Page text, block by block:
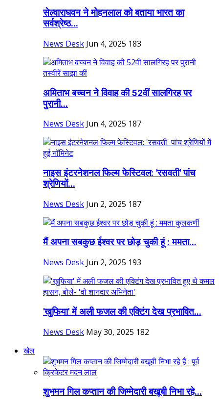
सेल्वाराघवन ने मोहनलाल को बताया भारत का
सर्वश्रेष्ठ...
News Desk Jun 4, 2025 183
अमिताभ बच्चन ने विवाह की 52वीं सालगिरह पर
पुरानी...
News Desk Jun 4, 2025 187
नाइस इंटरनेशनल फिल्म फेस्टिवल: 'रसवती' पांच
श्रेणियों...
News Desk Jun 2, 2025 187
मैं अपना सबकुछ ईश्वर पर छोड़ चुकी हूं : ममता...
News Desk Jun 2, 2025 193
'खुफिया' में अली फजल की एक्टिंग देख प्रभावित...
News Desk May 30, 2025 182
खेल
शुभमन गिल कप्तान की जिम्मेदारी बखूबी निभा रहे...